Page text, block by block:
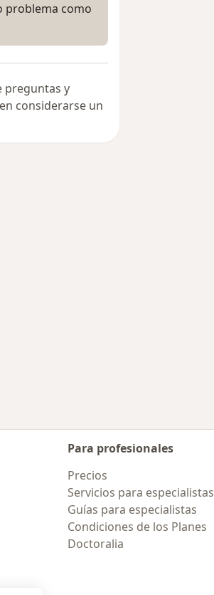
problema como
preguntas y
considerarse un
Para profesionales
Precios
Servicios para especialistas
Guías para especialistas
Condiciones de los Planes
Doctoralia